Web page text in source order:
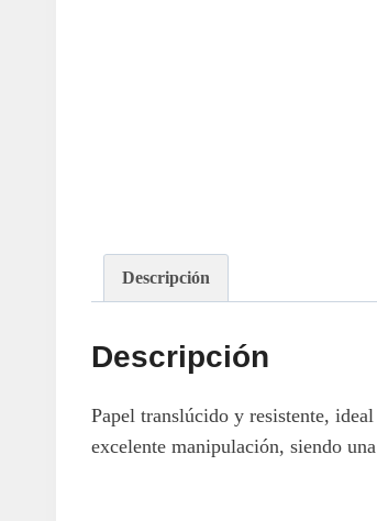
Descripción
Descripción
Papel translúcido y resistente,
excelente manipulación, siendo